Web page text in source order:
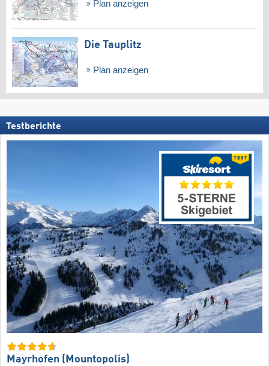
Plan anzeigen
Die Tauplitz
Plan anzeigen
Testberichte
Mayrhofen (Mountopolis)